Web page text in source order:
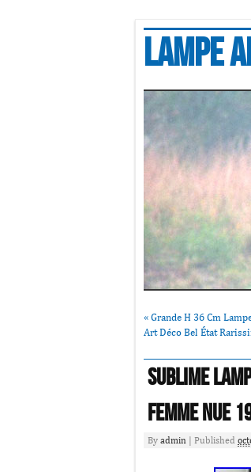
Lampe
« Grande H 36 Cm
Art Déco Bel État
Sublime
Femme Nue
By admin Published